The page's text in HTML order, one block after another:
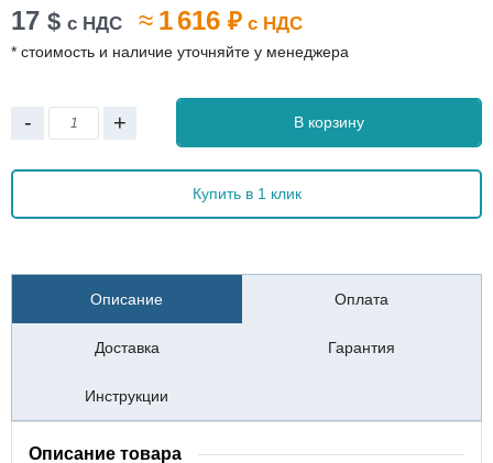
17 $ с НДС ≈ 1 616 ₽ с НДС
* стоимость и наличие уточняйте у менеджера
- + В корзину
Купить в 1 клик
Описание Оплата
Доставка Гарантия
Инструкции
Описание товара